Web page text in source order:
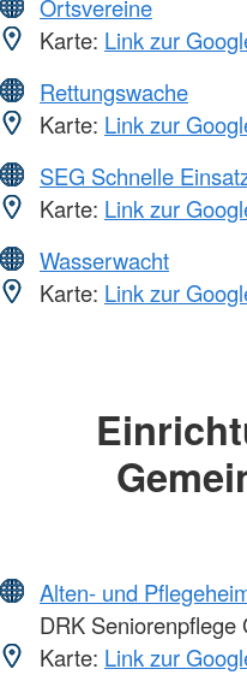
Ortsvereine
Karte: Link zur
Rettungswache
Karte: Link zur
SEG Schnelle
Karte: Link zur
Wasserwacht
Karte: Link zur
Alten- und
DRK Seniorenpflege
Karte: Link zur